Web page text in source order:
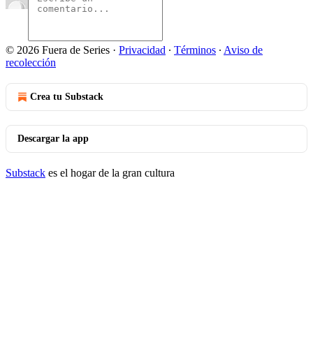
© 2026 Fuera de Series · Privacidad ∙ Términos ∙ Aviso de
recolección
Crea tu Substack
Descargar la app
Substack es el hogar de la gran cultura